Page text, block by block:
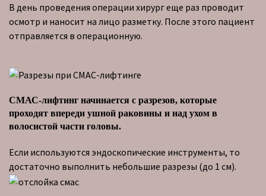
В день проведения операции хирург еще раз проводит
осмотр и наносит на лицо разметку. После этого пациент
отправляется в операционную.
СМАС-лифтинг начинается с разрезов, которые
проходят впереди ушной раковины и над ухом в
волосистой части головы.
Если используются эндоскопические инструменты, то
достаточно выполнить небольшие разрезы (до 1 см).